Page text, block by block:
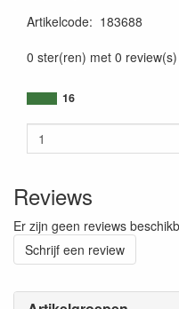
Artikelcode: 183688
0 ster(ren) met 0 review(s)
16
Reviews
Er zijn geen reviews
Schrijf een review